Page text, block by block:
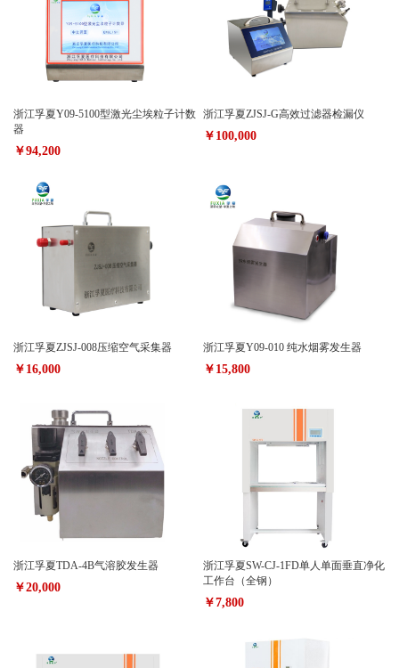
浙江孚夏Y09-5100型激光尘埃粒子计数
器
￥94,200
浙江孚夏ZJSJ-G高效过滤器检漏仪
￥100,000
浙江孚夏ZJSJ-008压缩空气采集器
￥16,000
浙江孚夏Y09-010 纯水烟雾发生器
￥15,800
浙江孚夏TDA-4B气溶胶发生器
￥20,000
浙江孚夏SW-CJ-1FD单人单面垂直净化
工作台（全钢）
￥7,800